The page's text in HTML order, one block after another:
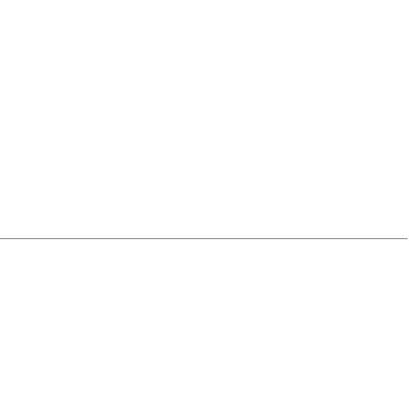
не входили в